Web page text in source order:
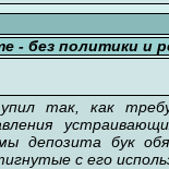
- без политики и
так, как
депозита бук
с его